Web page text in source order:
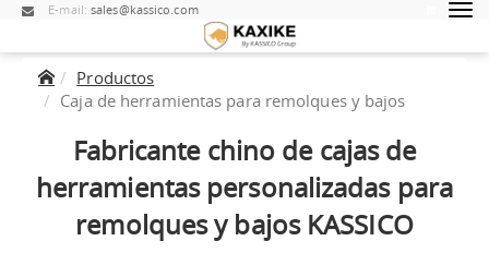
E-mail:sales@kassico.com
Productos
Caja de herramientas para remolques y bajos
Fabricante chino de cajas de
herramientas personalizadas para
remolques y bajos KASSICO